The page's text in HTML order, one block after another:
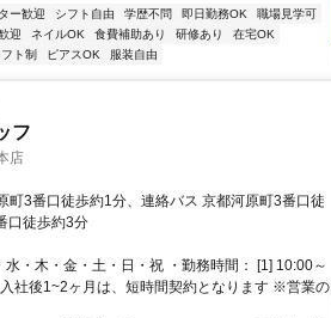
ー歓迎 シフト自由 学歴不問 即日勤務OK
職場見学可
迎 ネイルOK 食費補助あり 研修あり
在宅OK
ト制 ピアスOK 服装自由
フ
店
町3番口徒歩約1分、連絡バス 京都河原町3番口徒
口徒歩約3分
・木・金・土・日・祝 ・勤務時間： [1] 10:00～
社後1~2ヶ月は、短時間契約となります ※営業の